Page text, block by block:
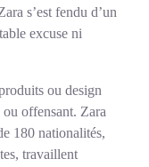
s’est fendu d’un
excuse ni
ou design
offensant. Zara
180 nationalités,
travaillent